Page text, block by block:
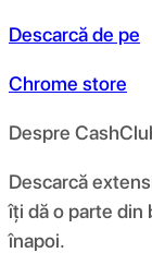
Descarcă de pe
Chrome store
Despre
Descarcă
îți dă o parte din
înapoi.